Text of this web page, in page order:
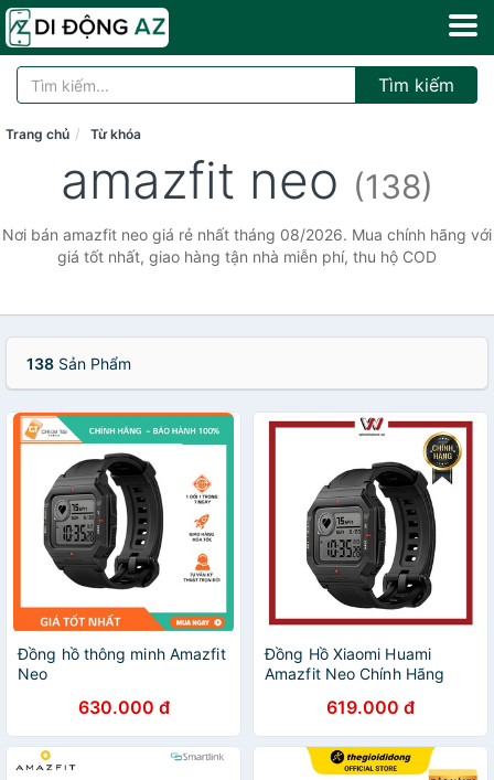
Tìm kiếm
Trang chủ Từ khóa
amazfit neo (138)
Nơi bán amazfit neo giá rẻ nhất tháng 08/2026. Mua chính hãng với
giá tốt nhất, giao hàng tận nhà miễn phí, thu hộ COD
138 Sản Phẩm
Đồng hồ thông minh Amazfit
Neo
630.000 đ
Đồng Hồ Xiaomi Huami
Amazfit Neo Chính Hãng
619.000 đ